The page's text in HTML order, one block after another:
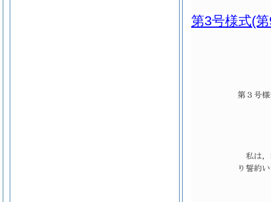
第3号様式(